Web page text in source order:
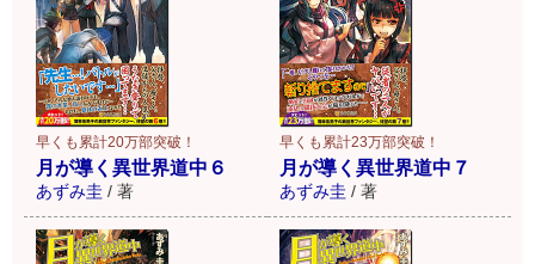
早くも累計20万部突破！
月が導く異世界道中６
あずみ圭 / 著
早くも累計23万部突破！
月が導く異世界道中７
あずみ圭 / 著